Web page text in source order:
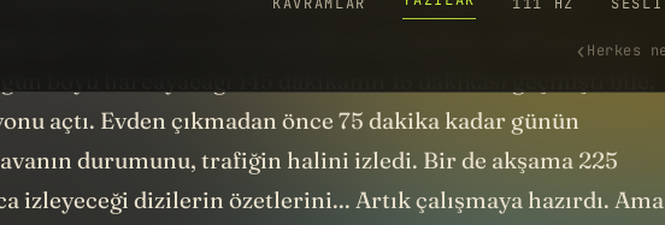
ilk 34 tanesini
açtı. Evden çıkmadan önce 75 dakika kadar günün
durumunu, trafiğin halini izledi. Bir de akşama 225
izleyeceği dizilerin özetlerini... Artık çalışmaya hazırdı. Ama